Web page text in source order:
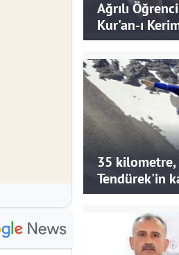
Ağrılı
Kur'an-ı
Türkiye
35 kilometre,
Tendürek'in